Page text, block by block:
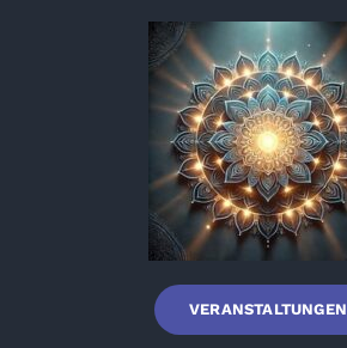
VERANSTALTUNGEN